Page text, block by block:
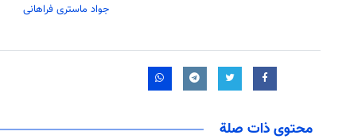
جواد ماستری فراهانی
محتوى ذات صلة